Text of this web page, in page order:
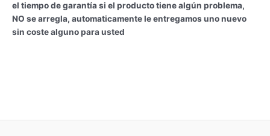
el tiempo de garantía si el producto tiene algún problema,
NO se arregla, automaticamente le entregamos uno nuevo
sin coste alguno para usted